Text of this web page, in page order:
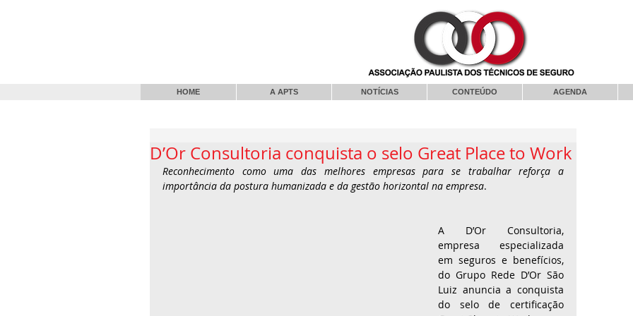
HOME A APTS NOTÍCIAS CONTEÚDO AGENDA
D’Or Consultoria conquista o selo Great Place to Work
Reconhecimento como uma das melhores empresas para se trabalhar reforça a
importância da postura humanizada e da gestão horizontal na empresa.
A D’Or Consultoria,
empresa especializada
em seguros e benefícios,
do Grupo Rede D’Or São
Luiz anuncia a conquista
do selo de certificação